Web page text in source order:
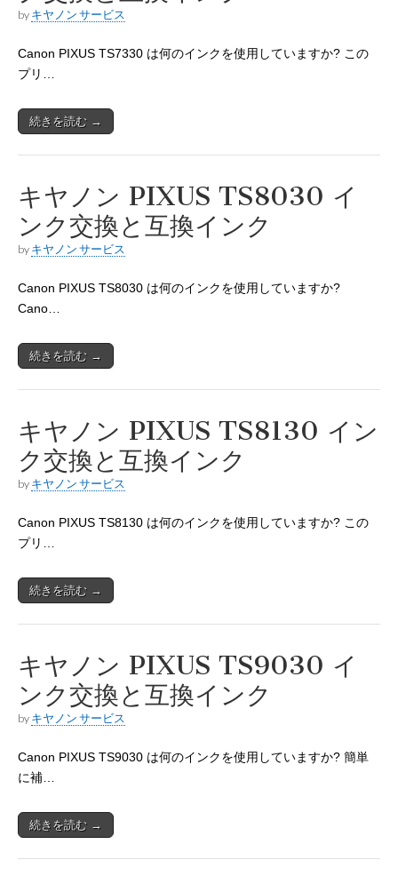
by キヤノン サービス
Canon PIXUS TS7330 は何のインクを使用していますか? この
プリ…
続きを読む →
キヤノン PIXUS TS8030 イ
ンク交換と互換インク
by キヤノン サービス
Canon PIXUS TS8030 は何のインクを使用していますか?
Cano…
続きを読む →
キヤノン PIXUS TS8130 イン
ク交換と互換インク
by キヤノン サービス
Canon PIXUS TS8130 は何のインクを使用していますか? この
プリ…
続きを読む →
キヤノン PIXUS TS9030 イ
ンク交換と互換インク
by キヤノン サービス
Canon PIXUS TS9030 は何のインクを使用していますか? 簡単
に補…
続きを読む →